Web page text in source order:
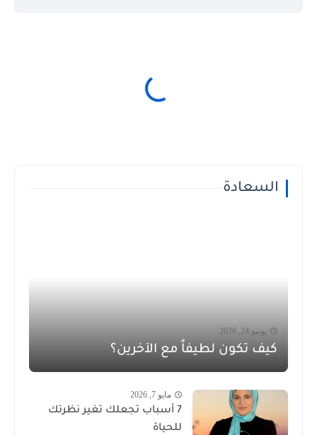
السعادة
يونيو 24, 2026
كيف تكون لطيفاً مع الآخرين؟
مايو 7, 2026
7 أسباب تجعلك تغير نظرتك
للحياة